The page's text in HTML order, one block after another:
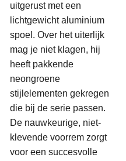
uitgerust met een
lichtgewicht aluminium
spoel. Over het uiterlijk
mag je niet klagen, hij
heeft pakkende
neongroene
stijlelementen gekregen
die bij de serie passen.
De nauwkeurige, niet-
klevende voorrem zorgt
voor een succesvolle